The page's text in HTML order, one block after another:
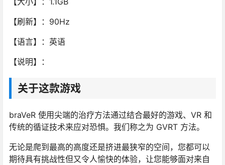
【刷新】：90Hz
【语言】：英语
【说明】：
关于这款游戏
braVeR 使用尖端的治疗方法通过结合最好的游戏、VR 和
传统的循证技术来应对恐惧。我们称之为 GVRT 方法。
无论是爬到最高的高度还是挤进最狭窄的空间，您都可以
期待具有挑战性但又令人愉快的体验，让您能够面对来自